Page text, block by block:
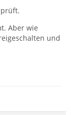
Aber wie
und